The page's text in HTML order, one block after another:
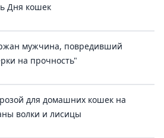
Дня кошек
мужчина, повредивший
на прочность"
для домашних кошек на
волки и лисицы